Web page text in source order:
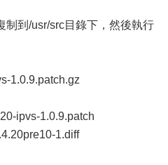
到/usr/src目錄下，然後執行
1.0.9.patch.gz
ipvs-1.0.9.patch
1.diff